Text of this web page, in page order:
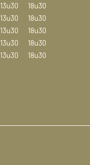
13u30
18u30
13u30
18u30
13u30
18u30
13u30
18u30
13u30
18u30